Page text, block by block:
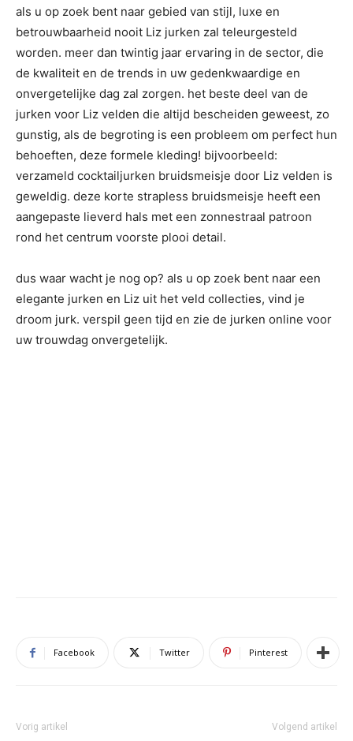
als u op zoek bent naar gebied van stijl, luxe en
betrouwbaarheid nooit Liz jurken zal teleurgesteld
worden. meer dan twintig jaar ervaring in de sector, die
de kwaliteit en de trends in uw gedenkwaardige en
onvergetelijke dag zal zorgen. het beste deel van de
jurken voor Liz velden die altijd bescheiden geweest, zo
gunstig, als de begroting is een probleem om perfect hun
behoeften, deze formele kleding! bijvoorbeeld:
verzameld cocktailjurken bruidsmeisje door Liz velden is
geweldig. deze korte strapless bruidsmeisje heeft een
aangepaste lieverd hals met een zonnestraal patroon
rond het centrum voorste plooi detail.
dus waar wacht je nog op? als u op zoek bent naar een
elegante jurken en Liz uit het veld collecties, vind je
droom jurk. verspil geen tijd en zie de jurken online voor
uw trouwdag onvergetelijk.
Facebook Twitter Pinterest
Vorig artikel Volgend artikel